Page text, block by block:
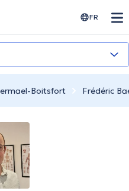
FR
Boitsfort Frédéric